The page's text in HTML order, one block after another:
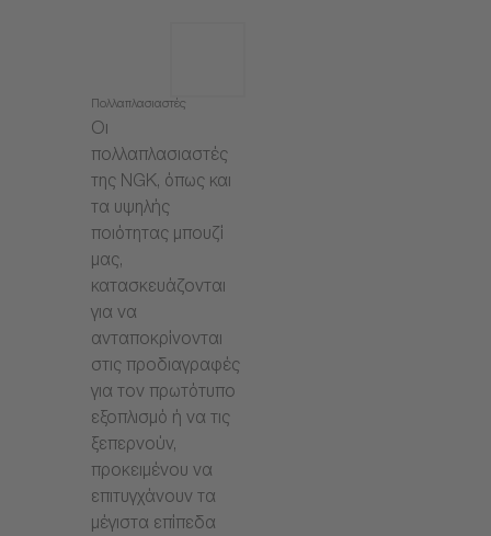
Πολλαπλασιαστές
Οι
πολλαπλασιαστές
της NGK, όπως και
τα υψηλής
ποιότητας μπουζί
μας,
κατασκευάζονται
για να
ανταποκρίνονται
στις προδιαγραφές
για τον πρωτότυπο
εξοπλισμό ή να τις
ξεπερνούν,
προκειμένου να
επιτυγχάνουν τα
μέγιστα επίπεδα